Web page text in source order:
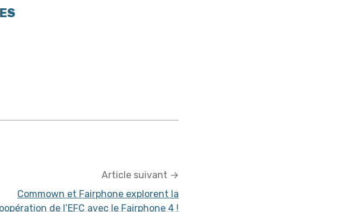
Article suivant →
Commown et Fairphone explorent la
de l’EFC avec le Fairphone 4 !